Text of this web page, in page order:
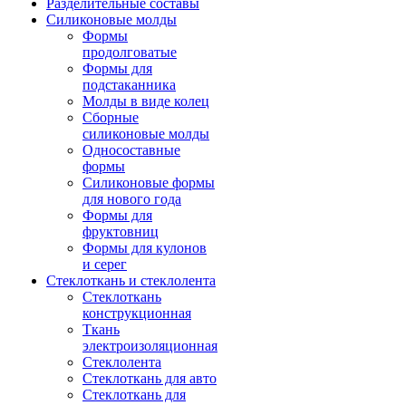
Разделительные составы
Силиконовые молды
Формы
продолговатые
Формы для
подстаканника
Молды в виде колец
Сборные
силиконовые молды
Односоставные
формы
Силиконовые формы
для нового года
Формы для
фруктовниц
Формы для кулонов
и серег
Стеклоткань и стеклолента
Стеклоткань
конструкционная
Ткань
электроизоляционная
Стеклолента
Стеклоткань для авто
Стеклоткань для